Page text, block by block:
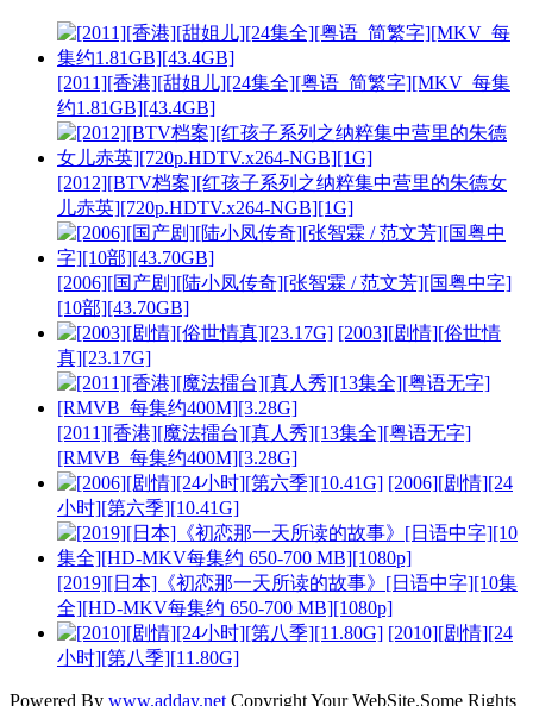
[2011][香港][甜姐儿][24集全][粤语_简繁字][MKV_每集
约1.81GB][43.4GB]
[2012][BTV档案][红孩子系列之纳粹集中营里的朱德女
儿赤英][720p.HDTV.x264-NGB][1G]
[2006][国产剧][陆小凤传奇][张智霖 / 范文芳][国粤中字]
[10部][43.70GB]
[2003][剧情][俗世情
真][23.17G]
[2011][香港][魔法擂台][真人秀][13集全][粤语无字]
[RMVB_每集约400M][3.28G]
[2006][剧情][24
小时][第六季][10.41G]
[2019][日本]《初恋那一天所读的故事》[日语中字][10集
全][HD-MKV每集约 650-700 MB][1080p]
[2010][剧情][24
小时][第八季][11.80G]
Powered By www.adday.net Copyright Your WebSite.Some Rights